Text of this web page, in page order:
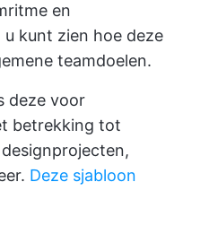
en
kunt zien hoe deze
teamdoelen.
deze voor
betrekking tot
Deze sjabloon